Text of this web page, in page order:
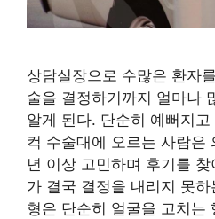
상담실장으로 수많은 환자
술을 결정하기까지 얼마나
알게 된다. 단순히 예뻐지
컥 수술대에 오르는 사람은
년 이상 고민하며 후기를
가 결국 결정을 내리지 못
형은 단순히 얼굴을 고치는